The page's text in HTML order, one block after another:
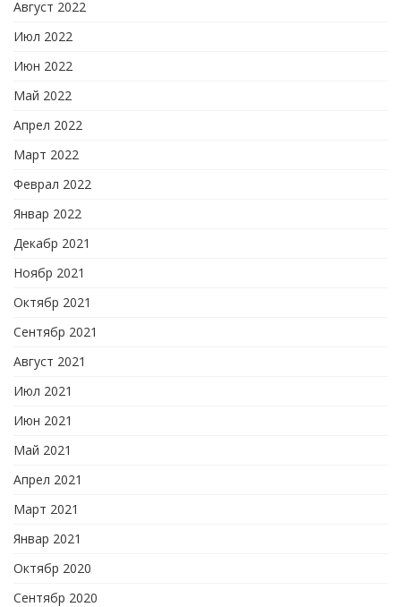
Август 2022
Июл 2022
Июн 2022
Май 2022
Апрел 2022
Март 2022
Феврал 2022
Январ 2022
Декабр 2021
Ноябр 2021
Октябр 2021
Сентябр 2021
Август 2021
Июл 2021
Июн 2021
Май 2021
Апрел 2021
Март 2021
Январ 2021
Октябр 2020
Сентябр 2020